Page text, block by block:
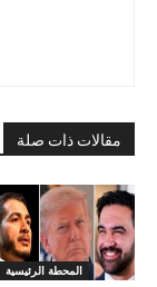
مقالات ذات صلة
المحطة الرئيسية